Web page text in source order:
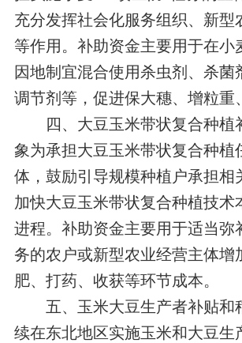
充分发挥社会化服务组织、新型
等作用。补助资金主要用于在小
因地制宜混合使用杀虫剂、杀菌
调节剂等，促进保大穗、增粒重
四、大豆玉米带状复合种植
象为承担大豆玉米带状复合种植
体，鼓励引导规模种植户承担相
加快大豆玉米带状复合种植技术
进程。补助资金主要用于适当弥
务的农户或新型农业经营主体增
肥、打药、收获等环节成本。
五、玉米大豆生产者补贴和
续在东北地区实施玉米和大豆生